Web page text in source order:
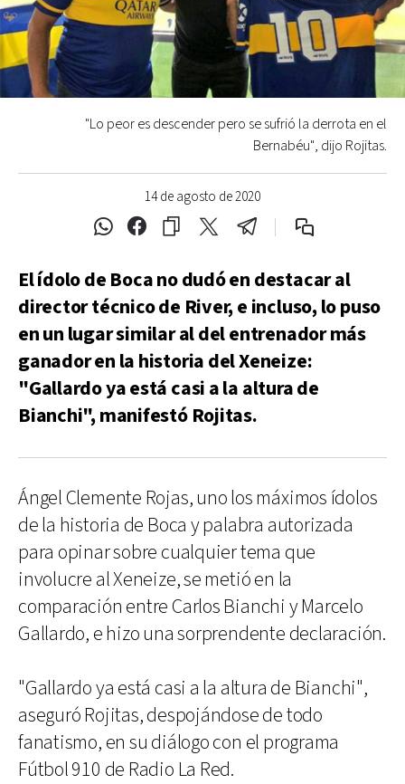
14 de agosto de 2020
"Lo peor es descender pero se sufrió la derrota en el
Bernabéu", dijo Rojitas.
El ídolo de Boca no dudó en destacar al
director técnico de River, e incluso, lo puso
en un lugar similar al del entrenador más
ganador en la historia del Xeneize:
"Gallardo ya está casi a la altura de
Bianchi", manifestó Rojitas.
Ángel Clemente Rojas, uno los máximos ídolos
de la historia de Boca y palabra autorizada
para opinar sobre cualquier tema que
involucre al Xeneize, se metió en la
comparación entre Carlos Bianchi y Marcelo
Gallardo, e hizo una sorprendente declaración.
"Gallardo ya está casi a la altura de Bianchi",
aseguró Rojitas, despojándose de todo
fanatismo, en su diálogo con el programa
Fútbol 910 de Radio La Red.